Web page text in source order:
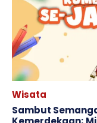
Wisata
Sambut